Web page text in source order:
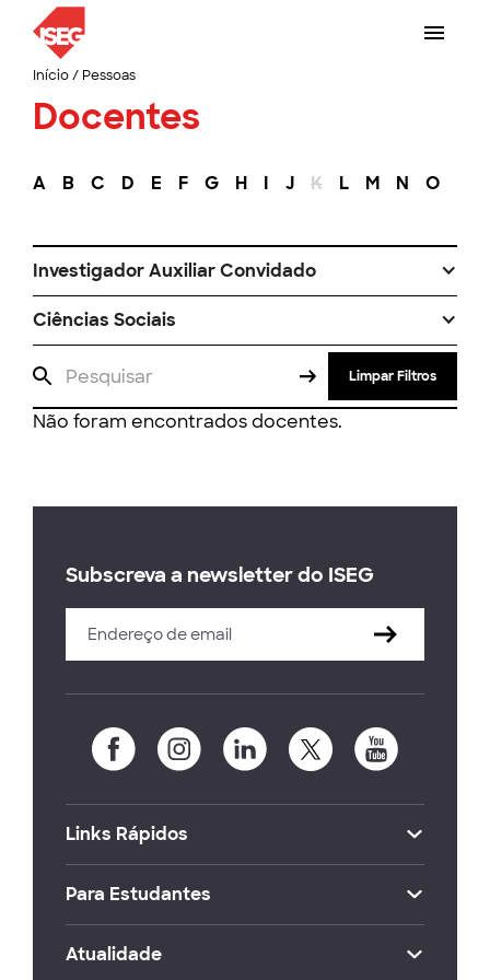
Início/ Pessoas
Docentes
A B C D E F G H I J K L M N O
Investigador Auxiliar Convidado
Ciências Sociais
Limpar Filtros
Não foram encontrados docentes.
Subscreva a newsletter do ISEG
Links Rápidos
Para Estudantes
Atualidade